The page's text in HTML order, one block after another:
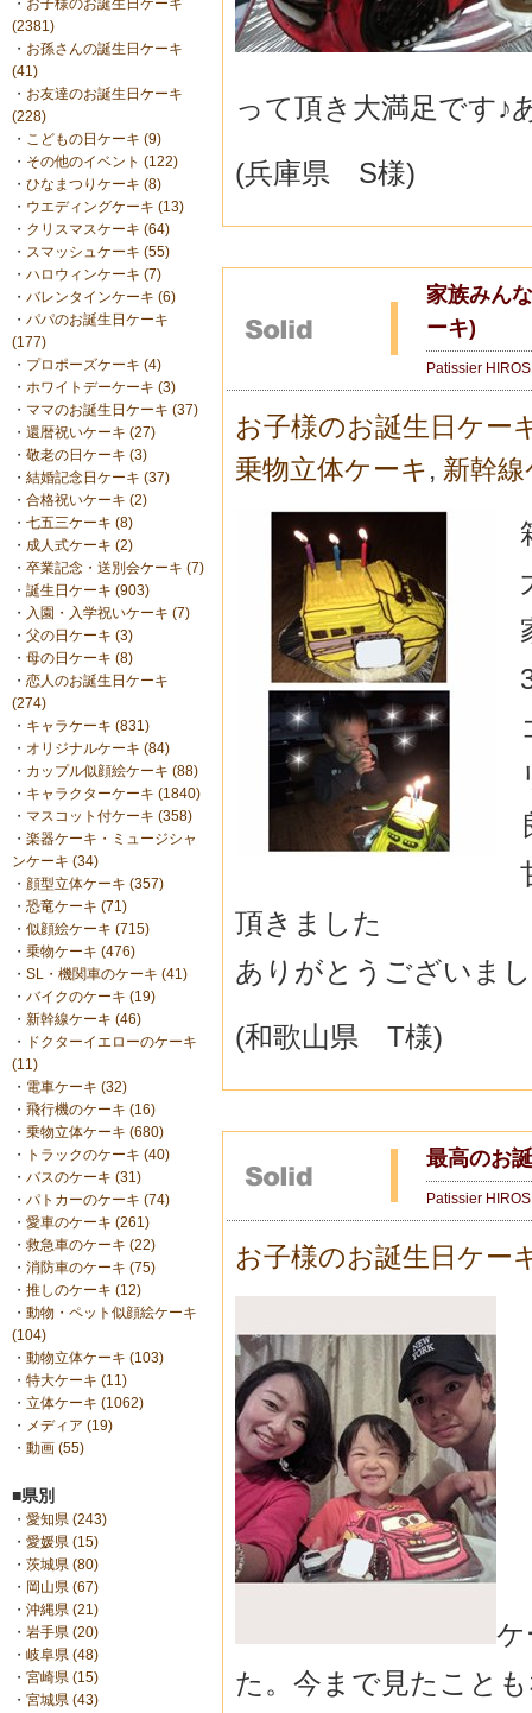
・ お子様のお誕生日ケーキ
(2381)
・ お孫さんの誕生日ケーキ
(41)
・ お友達のお誕生日ケーキ
(228)
・ こどもの日ケーキ (9)
・ その他のイベント (122)
・ ひなまつりケーキ (8)
・ ウエディングケーキ (13)
・ クリスマスケーキ (64)
・ スマッシュケーキ (55)
・ ハロウィンケーキ (7)
・ バレンタインケーキ (6)
・ パパのお誕生日ケーキ
(177)
・ プロポーズケーキ (4)
・ ホワイトデーケーキ (3)
・ ママのお誕生日ケーキ (37)
・ 還暦祝いケーキ (27)
・ 敬老の日ケーキ (3)
・ 結婚記念日ケーキ (37)
・ 合格祝いケーキ (2)
・ 七五三ケーキ (8)
・ 成人式ケーキ (2)
・ 卒業記念・送別会ケーキ (7)
・ 誕生日ケーキ (903)
・ 入園・入学祝いケーキ (7)
・ 父の日ケーキ (3)
・ 母の日ケーキ (8)
・ 恋人のお誕生日ケーキ
(274)
・ キャラケーキ (831)
・ オリジナルケーキ (84)
・ カップル似顔絵ケーキ (88)
・ キャラクターケーキ (1840)
・ マスコット付ケーキ (358)
・ 楽器ケーキ・ミュージシャ
ンケーキ (34)
・ 顔型立体ケーキ (357)
・ 恐竜ケーキ (71)
・ 似顔絵ケーキ (715)
・ 乗物ケーキ (476)
・ SL・機関車のケーキ (41)
・ バイクのケーキ (19)
・ 新幹線ケーキ (46)
・
ドクターイエローのケーキ
(11)
・ 電車ケーキ (32)
・ 飛行機のケーキ (16)
・ 乗物立体ケーキ (680)
・
トラックのケーキ (40)
・ バスのケーキ (31)
・ パトカーのケーキ (74)
・ 愛車のケーキ (261)
・ 救急車のケーキ (22)
・ 消防車のケーキ (75)
・ 推しのケーキ (12)
・ 動物・ペット似顔絵ケーキ
(104)
・ 動物立体ケーキ (103)
・ 特大ケーキ (11)
・ 立体ケーキ (1062)
・ メディア (19)
・ 動画 (55)
■県別
・ 愛知県 (243)
・ 愛媛県 (15)
・ 茨城県 (80)
・ 岡山県 (67)
・ 沖縄県 (21)
・ 岩手県 (20)
・ 岐阜県 (48)
・ 宮崎県 (15)
・ 宮城県 (43)
って頂き大満足です♪
(兵庫県 S様)
家族みん
ーキ)
Patissier
お子様のお誕生日ケー
乗物立体ケーキ , 新幹
頂きました
ありがとうございま
(和歌山県 T様)
最高のお
Patissier
お子様のお誕生日ケー
ケ
た。今まで見たこと